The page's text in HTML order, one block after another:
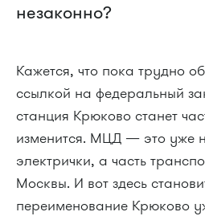
незаконно?
Кажется, что пока трудно
ссылкой на федеральный
станция Крюково станет
изменится. МЦД — это уже
электрички, а часть
Москвы. И вот здесь
переименование Крюково